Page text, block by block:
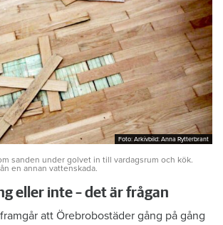
Foto: Arkivbild: Anna Rytterbrant
Foto: Arkivbild: Anna Rytterbrant
sanden under golvet in till vardagsrum och kök.
en annan vattenskada.
eller inte – det är frågan
att Örebrobostäder gång på gång